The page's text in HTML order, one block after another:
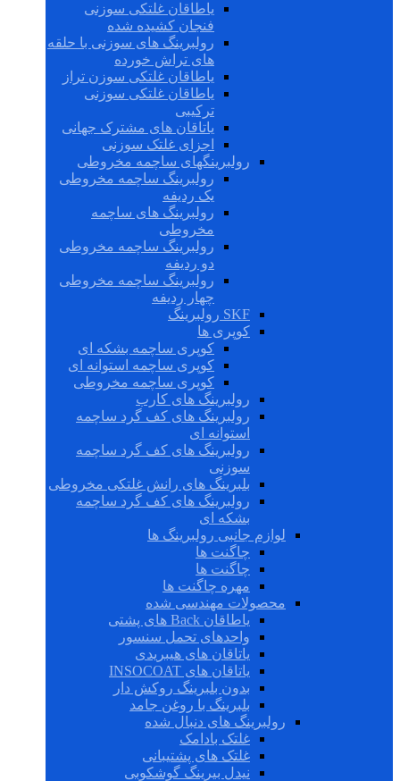
یاطاقان غلتکی سوزنی
فنجان کشیده شده
رولبرینگ های سوزنی با حلقه
های تراش خورده
یاطاقان غلتکی سوزن تراز
یاطاقان غلتکی سوزنی
ترکیبی
یاتاقان های مشترک جهانی
اجزای غلتک سوزنی
رولبرینگهای ساچمه مخروطی
رولبرینگ ساچمه مخروطی
یک ردیفه
رولبرینگ های ساچمه
مخروطی
رولبرینگ ساچمه مخروطی
دو ردیفه
رولبرینگ ساچمه مخروطی
چهار ردیفه
SKF رولبرینگ
کوپری ها
کوپری ساچمه بشکه ای
کوپری ساچمه استوانه ای
کوپری ساچمه مخروطی
رولبرینگ های کارب
رولبرینگ های کف گرد ساچمه
استوانه ای
رولبرینگ های کف گرد ساچمه
سوزنی
بلبرینگ های رانش غلتکی مخروطی
رولبرینگ های کف گرد ساچمه
بشکه ای
لوازم جانبی رولبرینگ ها
چاگنت ها
چاگنت ها
مهره چاگنت ها
محصولات مهندسی شده
یاطاقان Back های پشتی
واحدهای تحمل سنسور
یاتاقان های هیبریدی
یاتاقان های INSOCOAT
بدون بلبرینگ روکش دار
بلبرینگ با روغن جامد
رولبرینگ های دنبال شده
غلتک بادامک
غلتک های پشتیبانی
نیدل بیرینگ گوشکوبی